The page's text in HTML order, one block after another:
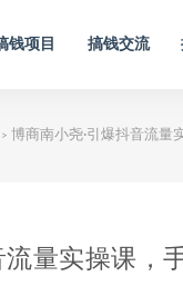
钱项目 搞钱交流
> 博商南小尧·引爆抖音流量
流量实操课，